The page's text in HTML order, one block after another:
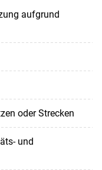
aufgrund
oder Strecken
und